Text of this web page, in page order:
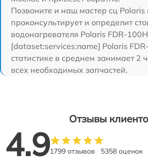
Позвоните и наш мастер сц Polaris
проконсультирует и определит
водонагревателя Polaris FDR-
[dataset:services:name] Polaris
статистике в среднем занимает 2
всех необходимых запчастей.
Отзывы
4.91799 отзывов 5358 оценок